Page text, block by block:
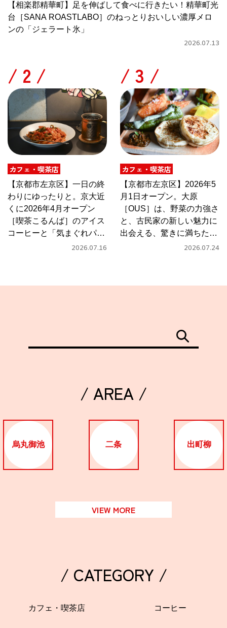
【相楽郡精華町】足を伸ばして食べに行きたい！精華町光
台［SANA ROASTLABO］のねっとりおいしい濃厚メロ
ンの「ジェラート氷」
2026.07.13
/
カフェ・喫茶店
【京都市左京区】一日の終
わりにゆったりと。京大近
くに2026年4月オープン
［喫茶こるんば］のアイス
コーヒーと「気まぐれパス
2026.07.16
/
カフェ・喫茶店
【京都市左京区】2026年5
月1日オープン。大原
［OUS］は、野菜の力強さ
と、古民家の新しい魅力に
出会える、驚きに満ちたカ
2026.07.24
/ AREA /
烏丸御池 二条 出町柳
VIEW MORE
/ CATEGORY /
カフェ・喫茶店 コーヒー